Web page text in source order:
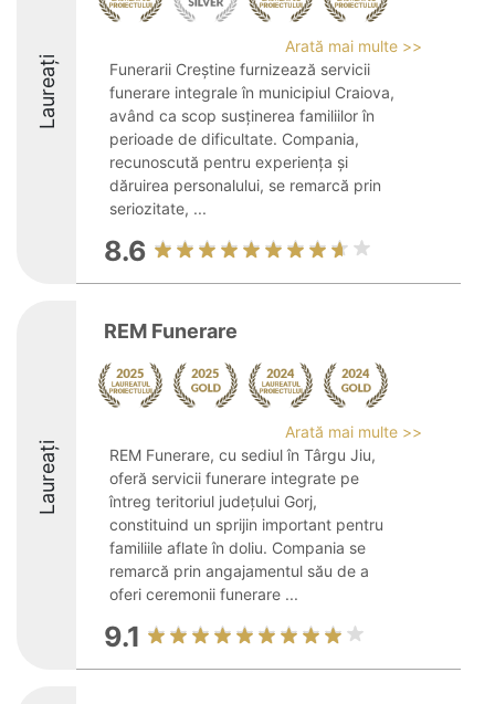
Laureați
Arată mai multe >>
Funerarii Creștine furnizează servicii
funerare integrale în municipiul Craiova,
având ca scop susținerea familiilor în
perioade de dificultate. Compania,
recunoscută pentru experiența și
dăruirea personalului, se remarcă prin
seriozitate, ...
8.6
Laureați
REM Funerare
Arată mai multe >>
REM Funerare, cu sediul în Târgu Jiu,
oferă servicii funerare integrate pe
întreg teritoriul județului Gorj,
constituind un sprijin important pentru
familiile aflate în doliu. Compania se
remarcă prin angajamentul său de a
oferi ceremonii funerare ...
9.1